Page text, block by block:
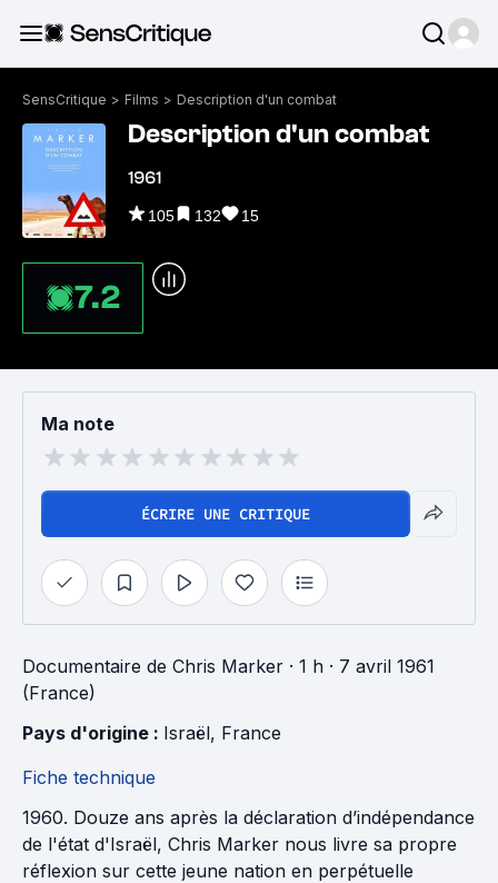
SensCritique > Films > Description d'un combat
Description d'un combat
1961
105 132 15
7.2
Ma note
ÉCRIRE UNE CRITIQUE
Documentaire de Chris Marker · 1 h · 7 avril 1961
(France)
Pays d'origine : Israël, France
Fiche technique
1960. Douze ans après la déclaration d’indépendance
de l'état d'Israël, Chris Marker nous livre sa propre
réflexion sur cette jeune nation en perpétuelle